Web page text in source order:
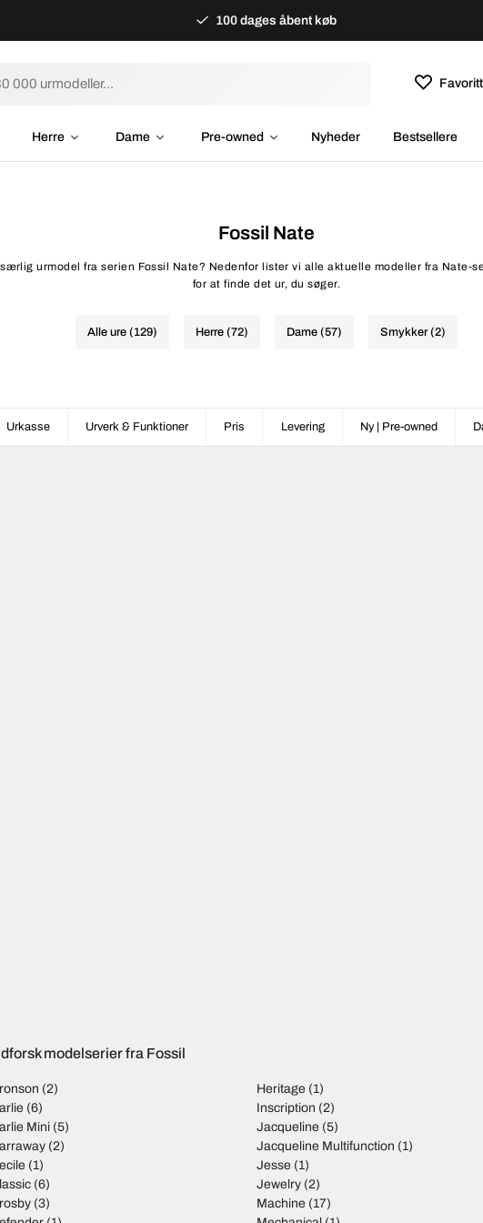
100 dages åbent køb
Herre Dame Pre-owned Nyheder Bestsellere
Fossil Nate
urmodel fra serien Fossil Nate? Nedenfor lister vi alle aktuelle modeller fra Nate-
for at finde det ur, du søger.
Alle ure (129) Herre (72) Dame (57) Smykker (2)
Urkasse Urverk & Funktioner Pris Levering Ny | Pre-owned
modelserier fra Fossil
(2)
(6)
Mini (5)
(2)
(1)
(6)
(3)
Heritage (1)
Inscription (2)
Jacqueline (5)
Jacqueline Multifunction (1)
Jesse (1)
Jewelry(2)
Machine (17)